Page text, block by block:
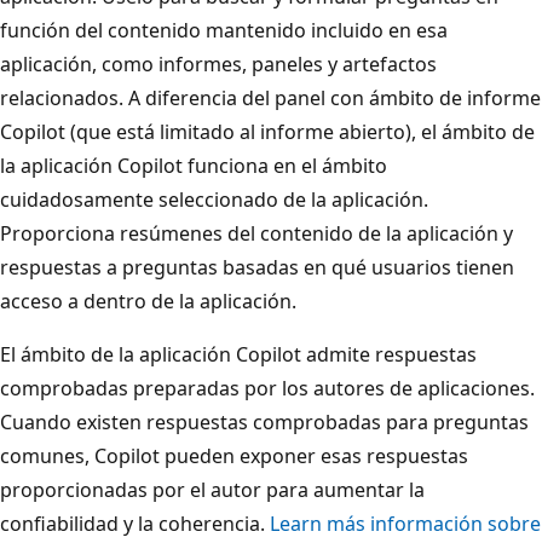
función del contenido mantenido incluido en esa
aplicación, como informes, paneles y artefactos
relacionados. A diferencia del panel con ámbito de informe
Copilot (que está limitado al informe abierto), el ámbito de
la aplicación Copilot funciona en el ámbito
cuidadosamente seleccionado de la aplicación.
Proporciona resúmenes del contenido de la aplicación y
respuestas a preguntas basadas en qué usuarios tienen
acceso a dentro de la aplicación.
El ámbito de la aplicación Copilot admite respuestas
comprobadas preparadas por los autores de aplicaciones.
Cuando existen respuestas comprobadas para preguntas
comunes, Copilot pueden exponer esas respuestas
proporcionadas por el autor para aumentar la
confiabilidad y la coherencia. Learn más información sobre